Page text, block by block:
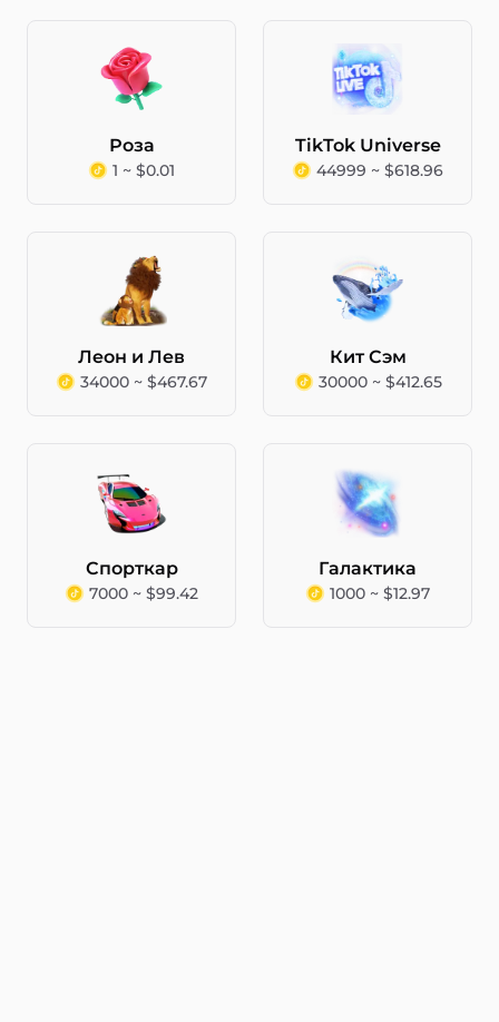
Роза
1 ~ $0.01
TikTok Universe
44999 ~ $618.96
Леон и Лев
34000 ~ $467.67
Кит Сэм
30000 ~ $412.65
Спорткар
7000 ~ $99.42
Галактика
1000 ~ $12.97